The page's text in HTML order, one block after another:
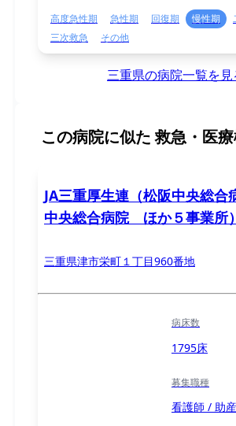
高度急性期 急性期 回復期 慢性期
三次救急
その他
三重県の病院一覧を見
この病院に似た 救急・医
JA三重厚生連（松阪中央総合
中央総合病院 ほか５事業所）
三重県津市栄町１丁目960番地
病床数
1795床
募集職種
看護師 / 助